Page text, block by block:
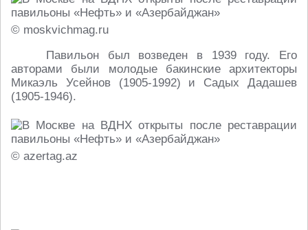
© moskvichmag.ru
Павильон был возведен в 1939 году. Его
авторами были молодые бакинские архитекторы
Микаэль Усейнов (1905-1992) и Садых Дадашев
(1905-1946).
© azertag.az